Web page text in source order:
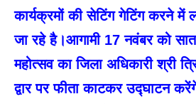
कार्यक्रमों की सेटिंग गेटिंग करने
जा रहे है।आगामी 17 नवंबर को सात
महोत्सव का जिला अधिकारी श्री
द्वार पर फीता काटकर उद्घाटन